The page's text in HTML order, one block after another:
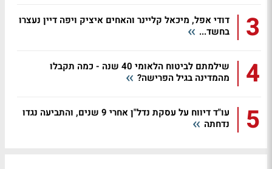
3
דודי אפל, מיכאל קליינר והאחים איציק ויפה דיין נעצרו
בחשד...
4
שילמתם לביטוח הלאומי 40 שנה - כמה תקבלו
מהמדינה בגיל הפרישה?
5
עו"ד דיווח על עסקת נדל"ן אחרי 9 שנים, והתביעה נגדו
נדחתה